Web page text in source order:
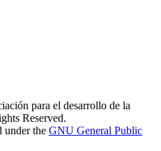
para el desarrollo de la
Reserved.
under the GNU General Public